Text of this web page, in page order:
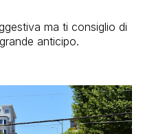
ma ti consiglio di
anticipo.